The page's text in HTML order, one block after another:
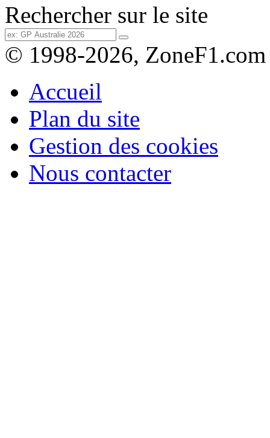
Rechercher sur le site
© 1998-2026, ZoneF1.com
Accueil
Plan du site
Gestion des cookies
Nous contacter